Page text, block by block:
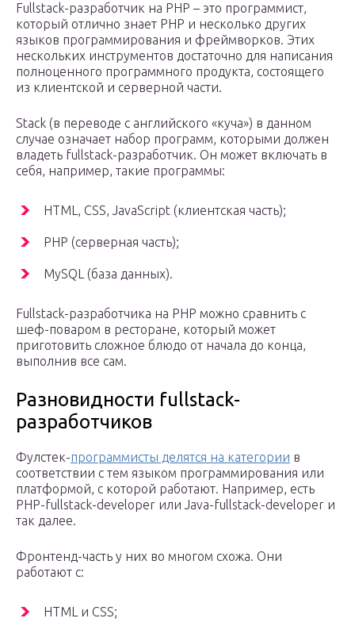
Fullstack-разработчик на PHP – это программист,
который отлично знает PHP и несколько других
языков программирования и фреймворков. Этих
нескольких инструментов достаточно для написания
полноценного программного продукта, состоящего
из клиентской и серверной части.
Stack (в переводе с английского «куча») в данном
случае означает набор программ, которыми должен
владеть fullstack-разработчик. Он может включать в
себя, например, такие программы:
HTML, CSS, JavaScript (клиентская часть);
PHP (серверная часть);
MySQL (база данных).
Fullstack-разработчика на PHP можно сравнить с
шеф-поваром в ресторане, который может
приготовить сложное блюдо от начала до конца,
выполнив все сам.
Разновидности fullstack-
разработчиков
Фулстек-программисты делятся на категории в
соответствии с тем языком программирования или
платформой, с которой работают. Например, есть
PHP-fullstack-developer или Java-fullstack-developer и
так далее.
Фронтенд-часть у них во многом схожа. Они
работают с:
HTML и CSS;